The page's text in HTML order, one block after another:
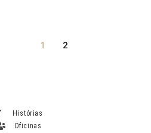
1 2
Histórias
Oficinas